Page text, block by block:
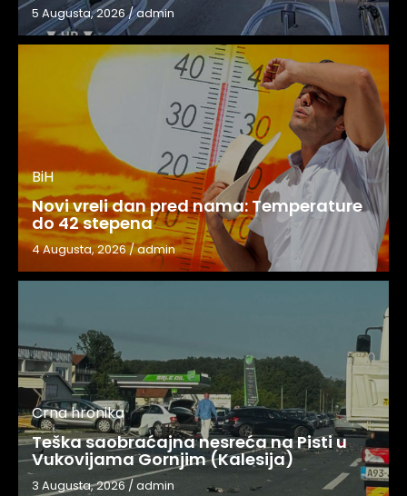
5 Augusta, 2026/admin
BiH
Novi vreli dan pred nama: Temperature
do 42 stepena
4 Augusta, 2026/admin
Crna hronika
Teška saobraćajna nesreća na Pisti u
Vukovijama Gornjim (Kalesija)
3 Augusta, 2026/admin